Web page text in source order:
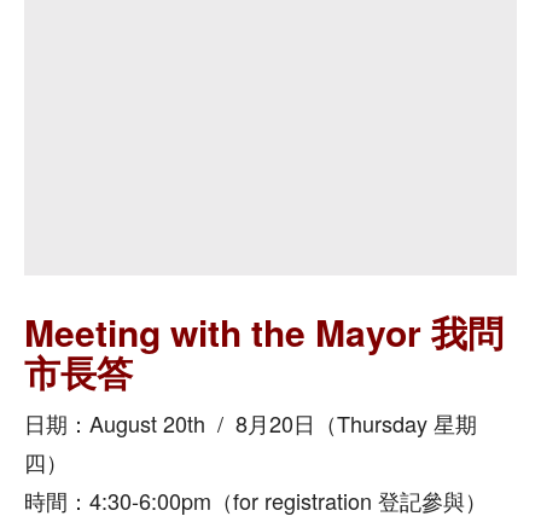
Meeting with the Mayor 我問
市長答
日期：August 20th / 8月20日（Thursday 星期
四）
時間：4:30-6:00pm（for registration 登記參與）